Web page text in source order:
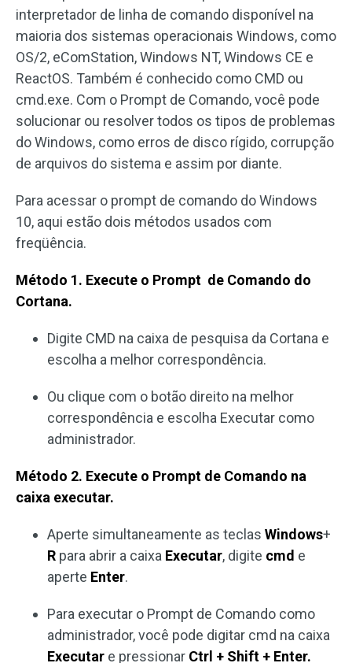
interpretador de linha de comando disponível na
maioria dos sistemas operacionais Windows, como
OS/2, eComStation, Windows NT, Windows CE e
ReactOS. Também é conhecido como CMD ou
cmd.exe. Com o Prompt de Comando, você pode
solucionar ou resolver todos os tipos de problemas
do Windows, como erros de disco rígido, corrupção
de arquivos do sistema e assim por diante.
Para acessar o prompt de comando do Windows
10, aqui estão dois métodos usados com
freqüência.
Método 1. Execute o Prompt de Comando do
Cortana.
Digite CMD na caixa de pesquisa da Cortana e
escolha a melhor correspondência.
Ou clique com o botão direito na melhor
correspondência e escolha Executar como
administrador.
Método 2. Execute o Prompt de Comando na
caixa executar.
Aperte simultaneamente as teclas Windows+
R para abrir a caixa Executar, digite cmd e
aperte Enter.
Para executar o Prompt de Comando como
administrador, você pode digitar cmd na caixa
Executar e pressionar Ctrl + Shift + Enter.